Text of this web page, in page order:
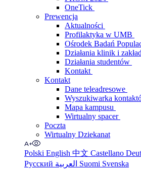
OneTick
Prewencja
Aktualności
Profilaktyka w UMB
Ośrodek Badań
Działania klinik i
Działania studentów
Kontakt
Kontakt
Dane teleadresowe
Wyszukiwarka
Mapa kampusu
Wirtualny spacer
Poczta
Wirtualny Dziekanat
Polski English 中文 Castellano
Русский
Suomi Svenska